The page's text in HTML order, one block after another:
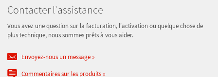
Contacter l'assistance
Vous avez une question sur la facturation, l'activation ou quelque chose de
plus technique, nous sommes prêts à vous aider.
Envoyez-nous un message
Commentaires sur les produits